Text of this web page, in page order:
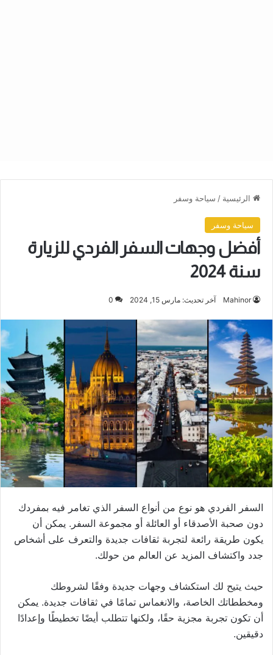
الرئيسية / سياحة وسفر
سياحة وسفر
أفضل وجهات السفر الفردي للزيارة
سنة 2024
Mahinor آخر تحديث: مارس 15, 2024 0
السفر الفردي هو نوع من أنواع السفر الذي تغامر فيه بمفردك
دون صحبة الأصدقاء أو العائلة أو مجموعة السفر. يمكن أن
يكون طريقة رائعة لتجربة ثقافات جديدة والتعرف على أشخاص
جدد واكتشاف المزيد عن العالم من حولك.
حيث يتيح لك استكشاف وجهات جديدة وفقًا لشروطك
ومخططاتك الخاصة، والانغماس تمامًا في ثقافات جديدة. يمكن
أن تكون تجربة مجزية حقًا، ولكنها تتطلب أيضًا تخطيطًا وإعدادًا
دقيقين.